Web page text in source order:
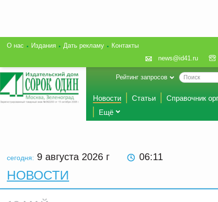
О нас Издания Дать рекламу
Контакты
news@id41.ru
Рейтинг запросов
Новости Статьи
Справочник
Ещё
сегодня: 9 августа 2026 г 06:11
НОВОСТИ